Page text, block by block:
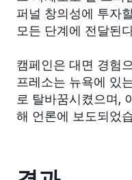
퍼널 창의성에 투자
모든 단계에 전달된
캠페인은 대면 경험
프레소는 뉴욕에 있
로 탈바꿈시켰으며,
해 언론에 보도되었